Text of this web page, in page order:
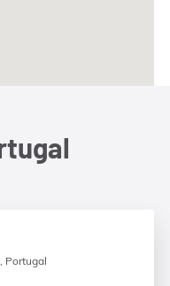
Portugal